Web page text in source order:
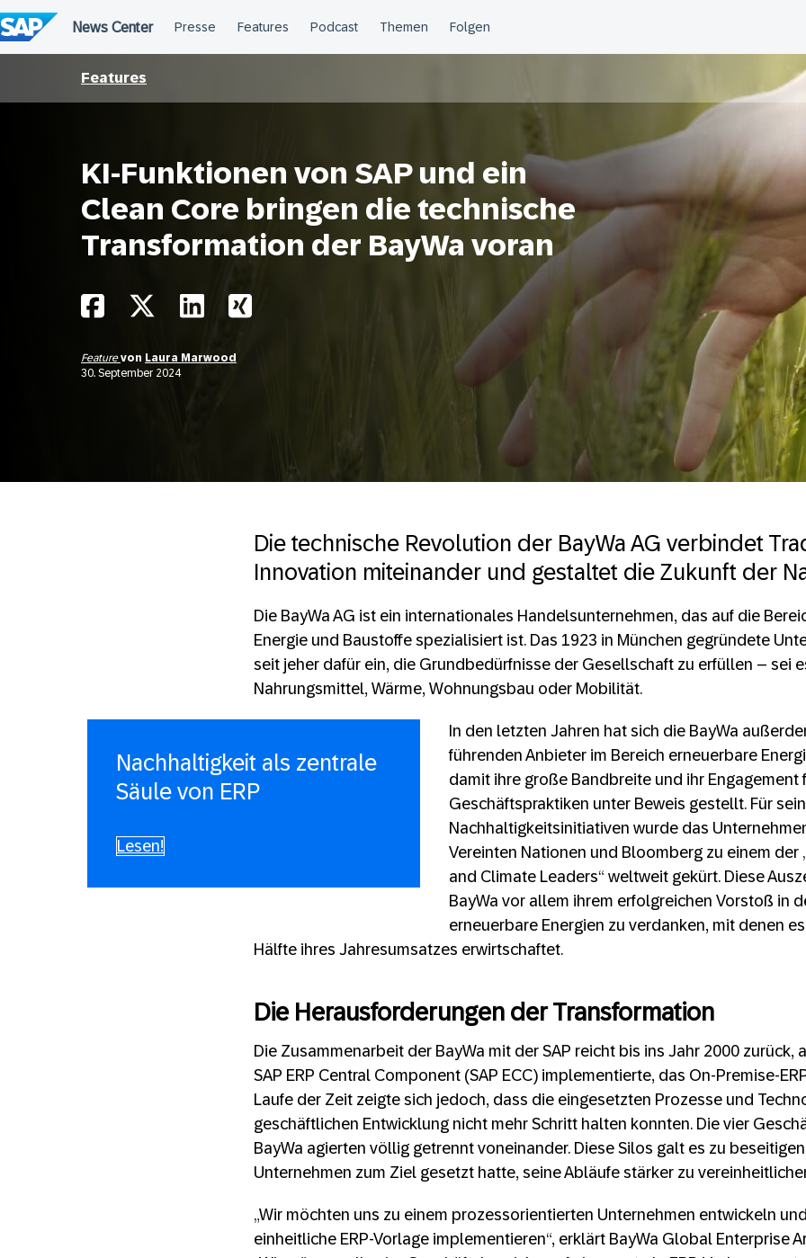
Features
KI-Funktionen von SAP und ein
Clean Core bringen die technische
Transformation der BayWa voran
Featurevon Laura Marwood
30. September 2024
Die technische Revolution der BayWa AG verbindet
Innovation miteinander und gestaltet die Zukunft der
Die BayWa AG ist ein internationales Handelsunternehmen, das auf die
Energie und Baustoffe spezialisiert ist. Das 1923 in München gegründete
seit jeher dafür ein, die Grundbedürfnisse der Gesellschaft zu erfüllen – sei
Nahrungsmittel, Wärme, Wohnungsbau oder Mobilität.
Nachhaltigkeit als zentrale
Säule von ERP
Lesen!
In den letzten Jahren hat sich die BayWa
führenden Anbieter im Bereich erneuerbare
damit ihre große Bandbreite und ihr Engagement
Geschäftspraktiken unter Beweis gestellt. Für
Nachhaltigkeitsinitiativen wurde das
Vereinten Nationen und Bloomberg zu einem der
and Climate Leaders“ weltweit gekürt. Diese
BayWa vor allem ihrem erfolgreichen Vorstoß in
erneuerbare Energien zu verdanken, mit denen
Hälfte ihres Jahresumsatzes erwirtschaftet.
Die Herausforderungen der Transformation
Die Zusammenarbeit der BayWa mit der SAP reicht bis ins Jahr 2000 zurück,
SAP ERP Central Component (SAP ECC) implementierte, das On-Premise-
Laufe der Zeit zeigte sich jedoch, dass die eingesetzten Prozesse und
geschäftlichen Entwicklung nicht mehr Schritt halten konnten. Die vier
BayWa agierten völlig getrennt voneinander. Diese Silos galt es zu
Unternehmen zum Ziel gesetzt hatte, seine Abläufe stärker zu
„Wir möchten uns zu einem prozessorientierten Unternehmen entwickeln
einheitliche ERP-Vorlage implementieren“, erklärt BayWa Global Enterprise